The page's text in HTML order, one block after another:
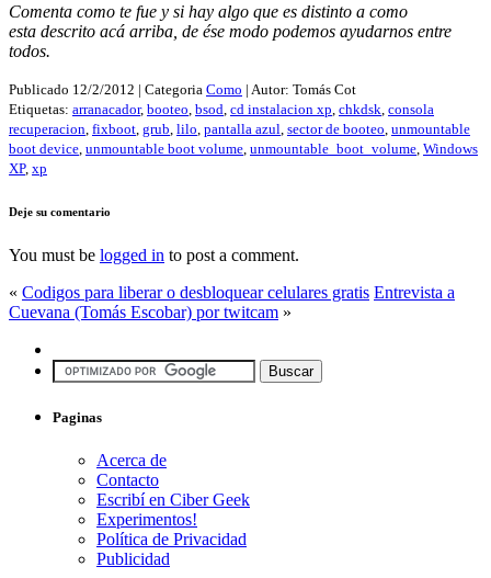
Comenta como te fue y si hay algo que es distinto a como
esta descrito acá arriba, de ése modo podemos ayudarnos entre
todos.
Publicado 12/2/2012 | Categoria Como | Autor: Tomás Cot
Etiquetas: arranacador, booteo bsod cd instalacion xp chkdsk consola
recuperacion fixboot grub lilo pantalla azul sector de booteo unmountable
boot device unmountable boot volume unmountable_boot_volume Windows
XP, xp
Deje su comentario
You must be logged in to post a comment.
« Codigos para liberar o desbloquear celulares gratis Entrevista a
Cuevana (Tomás Escobar) por twitcam »
Paginas
Acerca de
Contacto
Escribí en Ciber Geek
Experimentos!
Política de Privacidad
Publicidad